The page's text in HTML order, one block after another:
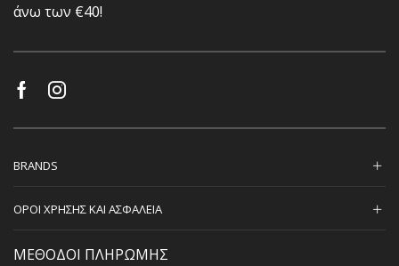
άνω των €40!
BRANDS
ΟΡΟΙ ΧΡΗΣΗΣ ΚΑΙ ΑΣΦΑΛΕΙΑ
ΜΕΘΟΔΟΙ ΠΛΗΡΩΜΗΣ